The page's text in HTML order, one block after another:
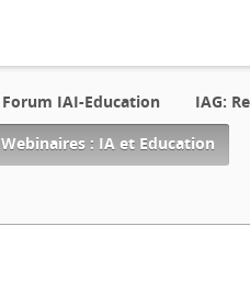
Forum IAI-Education
IAG:
Webinaires : IA et Education